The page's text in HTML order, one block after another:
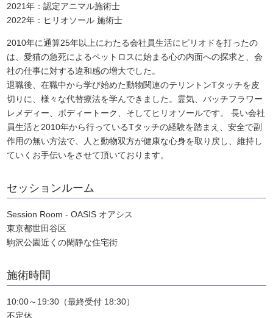
2021年：認定アニマル施術士
2022年：ヒリオソール 施術士
2010年に通算25年以上にわたる会社員生活にピリオドを打ったの
は、愛猫の急死によるペットロスに始まる心の内面への探求と、会
社の仕事に対する違和感の増大でした。
退職後、在職中から学び始めた動物関連のテリントンTタッチを皮
切りに、様々な代替療法を学んできました。霊気、バッチフラワー
レメディー、ボディートーク、そしてヒリオソールです。 長い会社
員生活と2010年から行っているTタッチの経験を踏まえ、安全で副
作用の無い方法で、人と動物双方が健康な心身を取り戻し、維持し
ていくお手伝いをさせて頂いております。
セッションルーム
Session Room - OASIS オアシス
東京都世田谷区
駒沢公園近くの閑静な住宅街
施術時間
10:00～19:30（最終受付 18:30）
不定休